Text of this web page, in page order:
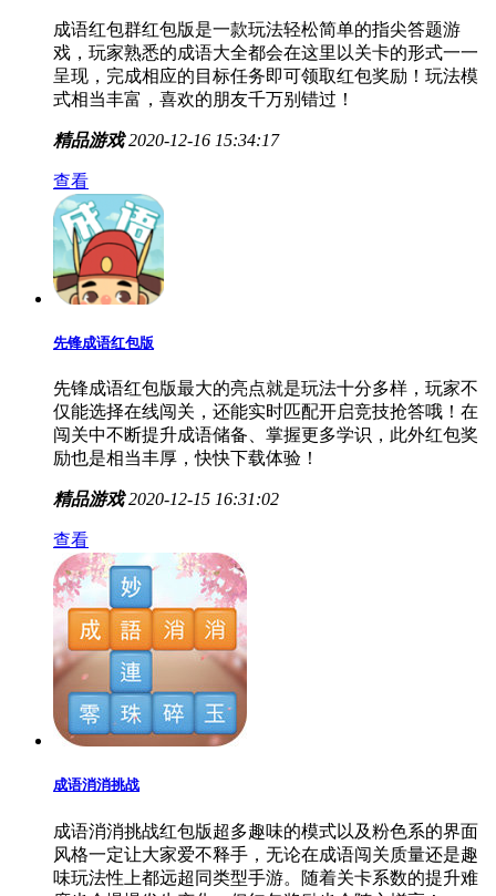
成语红包群红包版是一款玩法轻松简单的指尖答题游
戏，玩家熟悉的成语大全都会在这里以关卡的形式一一
呈现，完成相应的目标任务即可领取红包奖励！玩法模
式相当丰富，喜欢的朋友千万别错过！
精品游戏 2020-12-16 15:34:17
查看
先锋成语红包版
先锋成语红包版最大的亮点就是玩法十分多样，玩家不
仅能选择在线闯关，还能实时匹配开启竞技抢答哦！在
闯关中不断提升成语储备、掌握更多学识，此外红包奖
励也是相当丰厚，快快下载体验！
精品游戏 2020-12-15 16:31:02
查看
成语消消挑战
成语消消挑战红包版超多趣味的模式以及粉色系的界面
风格一定让大家爱不释手，无论在成语闯关质量还是趣
味玩法性上都远超同类型手游。随着关卡系数的提升难